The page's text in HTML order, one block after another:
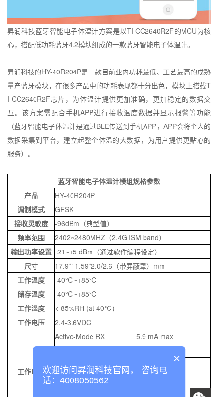
昇润科技蓝牙智能电子体温计方案是以TI CC2640R2F的MCU为核
心，搭配低功耗蓝牙4.2模块组成的一款蓝牙智能电子体温计。
昇润科技的HY-40R204P是一款目前业内功耗最低、工艺最高的成熟
量产蓝牙模块，在很多产品中的功耗表现都十分出色，模块上搭载T
I CC2640R2F芯片，为体温计提供更加准确，更加稳定的数据交
互。该方案需配合手机APP进行接收温度数据并显示报警等功能
（蓝牙智能电子体温计是通过BLE传送到手机APP， APP会将个人的
数据采集到平台，建立起整个体温的大数据，为用户提供更贴心的
服务）。
蓝牙智能电子体温计模组规格参数
产品
HY-40R204P
调制模式
GFSK
接收灵敏度
-96dBm （典型值）
频率范围
2402~2480MHZ （2.4G ISM band）
输出功率设置 -21~+5 dBm （通过软件编程设定）
尺寸
17.9*11.59*2.0/2.6 （带屏蔽罩） mm
工作温度
-40℃~+85℃
储存温度
-40℃~+85℃
工作湿度
< 85%RH (at 40℃)
工作电压
2.4-3.6VDC
工作电流
Active-Mode RX
5.9 mA max
Active-Mode TX at +5 dB
9.1 mA max
×
欢迎访问昇润科技官网， 咨询电
话：4008050562